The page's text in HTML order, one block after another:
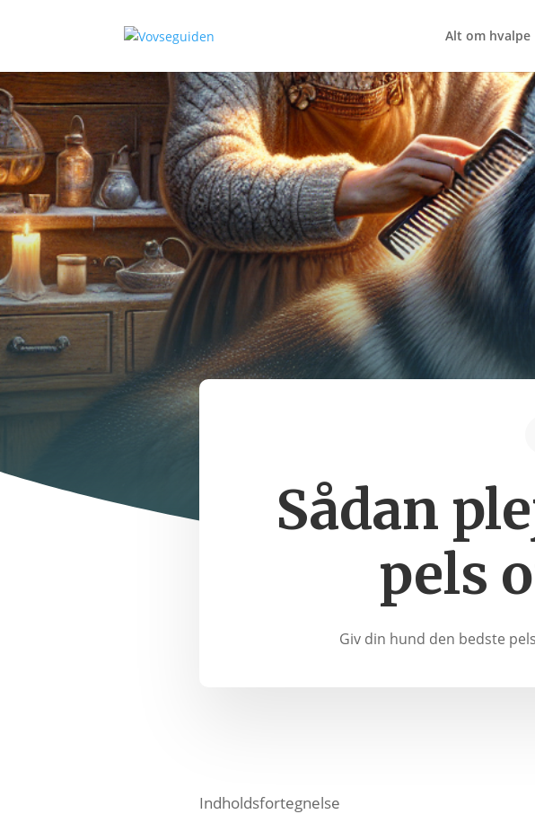
Alt om hvalpe
Sådan
pels
Giv din hund den bedste
Indholdsfortegnelse